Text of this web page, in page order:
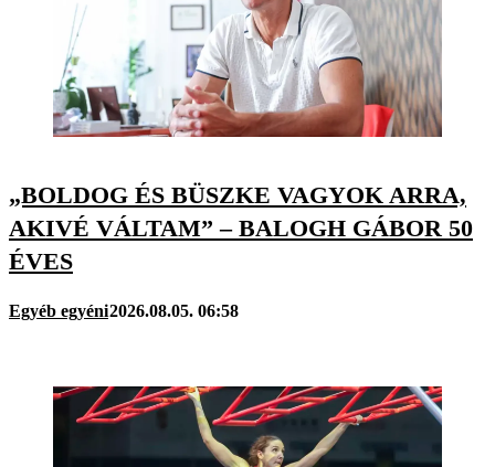
„BOLDOG ÉS BÜSZKE VAGYOK ARRA,
AKIVÉ VÁLTAM” – BALOGH GÁBOR 50
ÉVES
Egyéb egyéni2026.08.05. 06:58